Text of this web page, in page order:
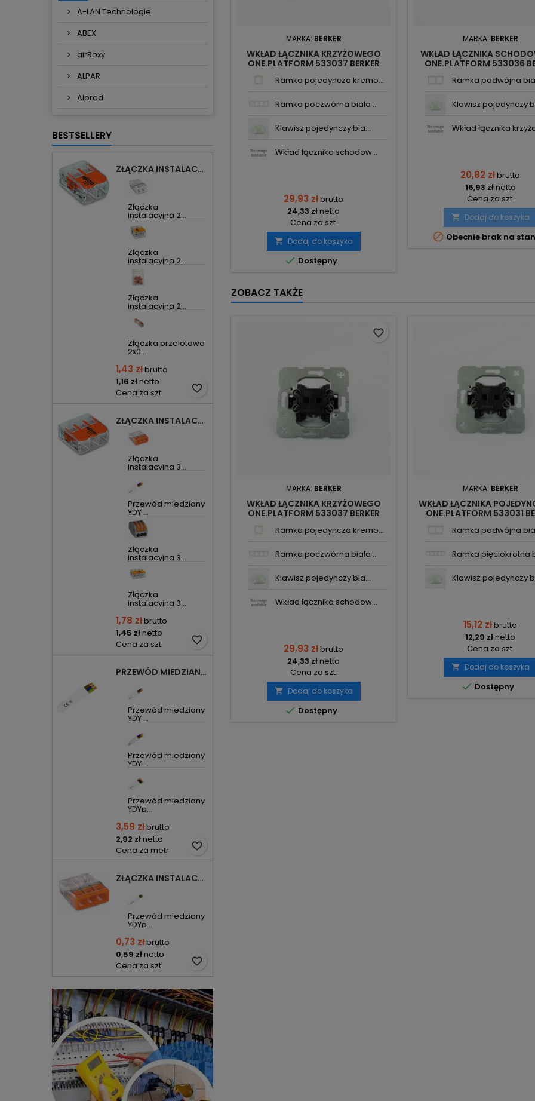
A-LAN Technologie
ABEX
airRoxy
ALPAR
Alprod
BESTSELLERY
ZŁĄCZKA INSTALACYJNA 2X UNIWERSALNA COMPACT 221-412 WAGO
Złączka
instalacyjna 2...
Złączka
instalacyjna 2...
Złączka
instalacyjna 2...
Złączka przelotowa
2x0...
1,43 złbrutto
1,16 złnetto
Cena za szt.
favorite_border
ZŁĄCZKA INSTALACYJNA 3X UNIWERSALNA COMPACT 221-413 WAGO
Złączka
instalacyjna 3...
Przewód miedziany
YDY ...
Złączka
instalacyjna 3...
Złączka
instalacyjna 3...
1,78 złbrutto
1,45 złnetto
Cena za szt.
favorite_border
PRZEWÓD MIEDZIANY YDYP DRUT 3X1,5MM2 ŻO 450/750V
Przewód miedziany
YDY ...
Przewód miedziany
YDY ...
Przewód miedziany
YDYp...
3,59 złbrutto
2,92 złnetto
Cena za metr
favorite_border
ZŁĄCZKA INSTALACYJNA 3X COMPACT POMARAŃCZOWA 2273-203 WAGO
Przewód miedziany
YDYp...
0,73 złbrutto
0,59 złnetto
Cena za szt.
favorite_border
MARKA: BERKER
WKŁAD ŁĄCZNIKA KRZYŻOWEGO
ONE.PLATFORM 533037 BERKER
Ramka pojedyncza kremo...
Ramka poczwórna biała ...
Klawisz pojedynczy bia...
Wkład łącznika schodow...
29,93 złbrutto
24,33 złnetto
Cena za szt.
 Dodaj do koszyka
 Dostępny
MARKA: BERKER
WKŁAD ŁĄCZNIKA
ONE.PLATFORM 533036
Ramka podwójna
Klawisz pojedynczy
Wkład łącznika
20,82 złbrutto
16,93 złnetto
Cena za szt.
 Dodaj do koszyka
 Obecnie brak na
ZOBACZ TAKŻE
MARKA: BERKER
WKŁAD ŁĄCZNIKA KRZYŻOWEGO
ONE.PLATFORM 533037 BERKER
Ramka pojedyncza kremo...
Ramka poczwórna biała ...
Klawisz pojedynczy bia...
Wkład łącznika schodow...
29,93 złbrutto
24,33 złnetto
Cena za szt.
 Dodaj do koszyka
 Dostępny
favorite_border
MARKA: BERKER
WKŁAD ŁĄCZNIKA
ONE.PLATFORM 533031
Ramka podwójna
Ramka pięciokrotna
Klawisz pojedynczy
15,12 złbrutto
12,29 złnetto
Cena za szt.
 Dodaj do koszyka
 Dostępny